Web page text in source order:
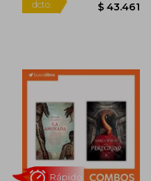
10%
dcto. $ 43.461